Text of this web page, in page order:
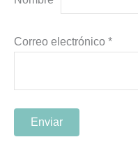
Correo electrónico *